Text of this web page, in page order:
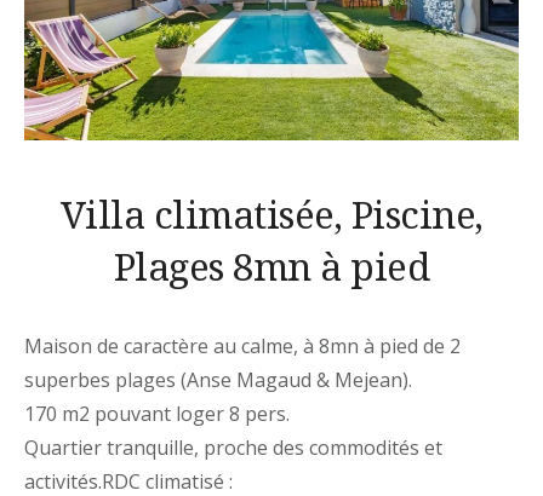
Villa climatisée, Piscine,
Plages 8mn à pied
Maison de caractère au calme, à 8mn à pied de 2
superbes plages (Anse Magaud & Mejean).
170 m2 pouvant loger 8 pers.
Quartier tranquille, proche des commodités et
activités.RDC climatisé :